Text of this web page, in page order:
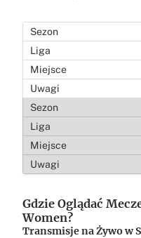
Gdzie Oglądać
Women?
Transmisje na Żywo w